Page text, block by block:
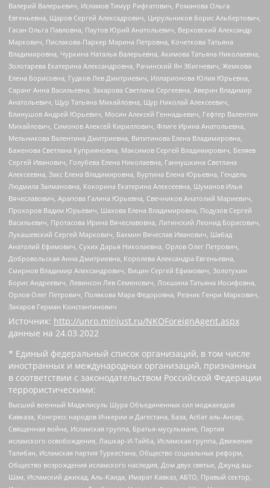
Валерий Валерьевич, Исламов Тимур Рифгатович, Романова Ольга
Евгеньевна, Щаров Сергей Алексадрович, Цирульников Борис Альбертович,
Гасан Ольга Павловна, Паутов Юрий Анатольевич, Верховский Александр
Маркович, Пислакова-Паркер Марина Петровна, Кочеткова Татьяна
Владимировна, Чуркина Наталья Валерьевна, Акимова Татьяна Николаевна,
Золотарева Екатерина Александровна, Рачинский Ян Збигневич, Жемкова
Елена Борисовна, Гудков Лев Дмитриевич, Илларионова Юлия Юрьевна,
Саранг Анна Васильевна, Захарова Светлана Сергеевна, Аверин Владимир
Анатольевич, Щур Татьяна Михайловна, Щур Николай Алексеевич,
Блинушов Андрей Юрьевич, Мосин Алексей Геннадьевич, Гефтер Валентин
Михайлович, Симонов Алексей Кириллович, Флиге Ирина Анатольевна,
Мельникова Валентина Дмитриевна, Вититинова Елена Владимировна,
Баженова Светлана Куприяновна, Максимов Сергей Владимирович, Беляев
Сергей Иванович, Голубева Елена Николаевна, Ганнушкина Светлана
Алексеевна, Закс Елена Владимировна, Буртина Елена Юрьевна, Гендель
Людмила Залмановна, Кокорина Екатерина Алексеевна, Шуманов Илья
Вячеславович, Арапова Галина Юрьевна, Свечников Анатолий Мариевич,
Прохоров Вадим Юрьевич, Шахова Елена Владимировна, Подузов Сергей
Васильевич, Протасова Ирина Вячеславовна, Литинский Леонид Борисович,
Лукашевский Сергей Маркович, Бахмин Вячеслав Иванович, Шабад
Анатолий Ефимович, Сухих Дарья Николаевна, Орлов Олег Петрович,
Добровольская Анна Дмитриевна, Королева Александра Евгеньевна,
Смирнов Владимир Александрович, Вицин Сергей Ефимович, Золотухин
Борис Андреевич, Левинсон Лев Семенович, Локшина Татьяна Иосифовна,
Орлов Олег Петрович, Полякова Мара Федоровна, Резник Генри Маркович,
Захаров Герман Константинович
Источник: http://unro.minjust.ru/NKOForeignAgent.aspx
данные на 24.03.2022
* Единый федеральный список организаций, в том числе
иностранных и международных организаций, признанных
в соответствии с законодательством Российской Федерации
террористическими:
Высший военный Маджлисуль Шура Объединенных сил моджахедов
Кавказа, Конгресс народов Ичкерии и Дагестана, База, Асбат аль-Ансар,
Священная война, Исламская группа, Братья-мусульмане, Партия
исламского освобождения, Лашкар-И-Тайба, Исламская группа, Движение
Талибан, Исламская партия Туркестана, Общество социальных реформ,
Общество возрождения исламского наследия, Дом двух святых, Джунд аш-
Шам, Исламский джихад, Аль-Каида, Имарат Кавказ, АБТО, Правый сектор,